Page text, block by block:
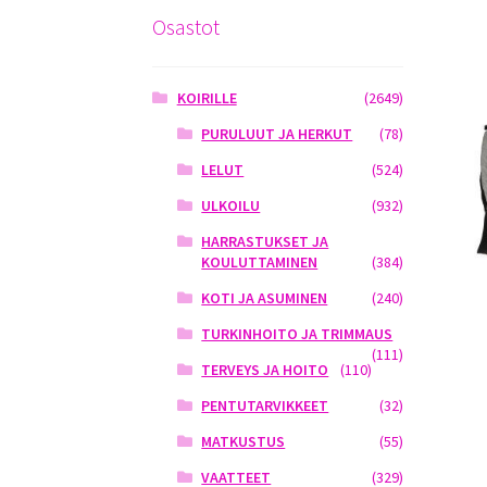
Osastot
KOIRILLE
(2649)
PURULUUT JA HERKUT
(78)
LELUT
(524)
ULKOILU
(932)
HARRASTUKSET JA
KOULUTTAMINEN
(384)
KOTI JA ASUMINEN
(240)
TURKINHOITO JA TRIMMAUS
(111)
TERVEYS JA HOITO
(110)
PENTUTARVIKKEET
(32)
MATKUSTUS
(55)
VAATTEET
(329)